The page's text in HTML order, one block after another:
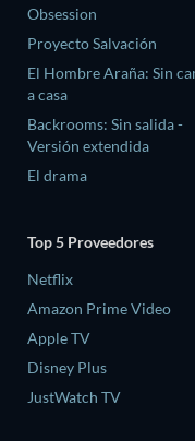
Obsession
Proyecto Salvación
El Hombre Araña: Sin
a casa
Backrooms: Sin salida -
Versión extendida
El drama
Top 5 Proveedores
Netflix
Amazon Prime Video
Apple TV
Disney Plus
JustWatch TV